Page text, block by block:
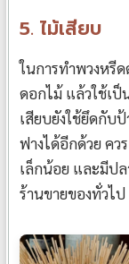
5. ไม้เสียบ
ในการทำพวงหรี
ดอกไม้ แล้วใช้เป็
เสียบยังใช้ยึดกับ
ฟางได้อีกด้วย คว
เล็กน้อย และมีป
ร้านขายของทั่วไ